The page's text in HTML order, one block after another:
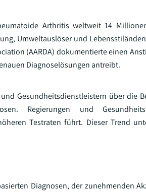
Arthritis weltweit 14
Umweltauslöser und
(AARDA) dokumentierte einen
Diagnoselösungen antreibt.
Gesundheitsdienstleistern über die
Regierungen und
Testraten führt. Dieser Trend
Diagnosen, der zunehmenden